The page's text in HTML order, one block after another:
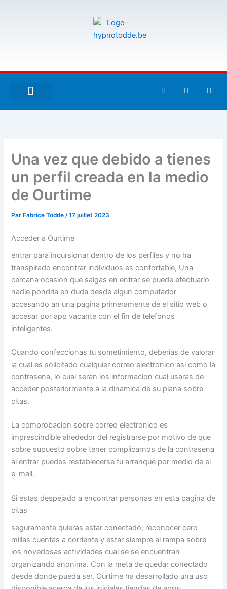
F
a
e
T
w
t
G
i
h
Una vez que debido a tienes
un perfil creada en la medio
de Ourtime
Par Fabrice Todde/17 juillet 2023
Acceder a Ourtime
entrar para incursionar dentro de los perfiles y no ha
transpirado encontrar individuos es confortable, Una
cercana ocasion que salgas en entrar se puede efectuarlo
nadie pondri­a en duda desde algun computador
accesando an una pagina primeramente de el sitio web o
accesar por app vacante con el fin de telefonos
inteligentes.
Cuando confeccionas tu sometimiento, deberias de valorar
la cual es solicitado cualquier correo electronico asi­ como la
contrasena, lo cual seran los informacion cual usaras de
acceder posteriormente a la dinamica de su plana sobre
citas.
La comprobacion sobre correo electronico es
imprescindible alrededor del registrarse por motivo de que
sobre supuesto sobre tener complicarnos de la contrasena
al entrar puedes restablecerse tu arranque por medio de el
e-mail.
Si estas despejado a encontrar personas en esta pagina de
citas
seguramente quieras estar conectado, reconocer cero
millas cuentas a corriente y estar siempre al rampa sobre
los novedosas actividades cual se se encuentran
organizando anonima. Con la meta de quedar conectado
desde donde pueda ser, Ourtime ha desarrollado una uso